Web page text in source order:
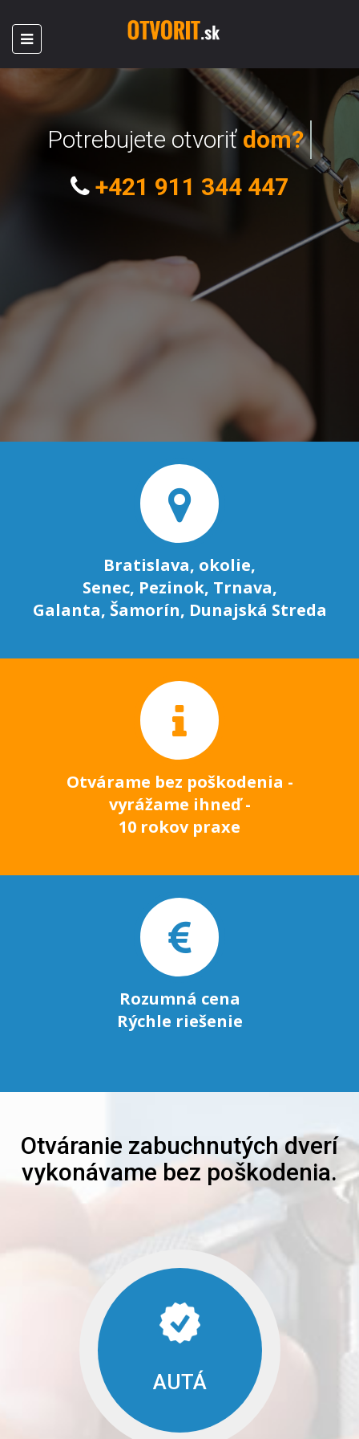
Potrebujete otvoriť dom?
+421 911 344 447
Bratislava, okolie,
Senec, Pezinok, Trnava,
Galanta, Šamorín, Dunajská Streda
Otvárame bez poškodenia -
vyrážame ihneď -
10 rokov praxe
Rozumná cena
Rýchle riešenie
Otváranie zabuchnutých dverí
vykonávame bez poškodenia.
AUTÁ